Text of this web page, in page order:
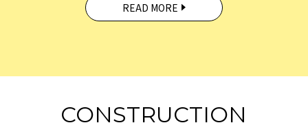
READ MORE
CONSTRUCTION